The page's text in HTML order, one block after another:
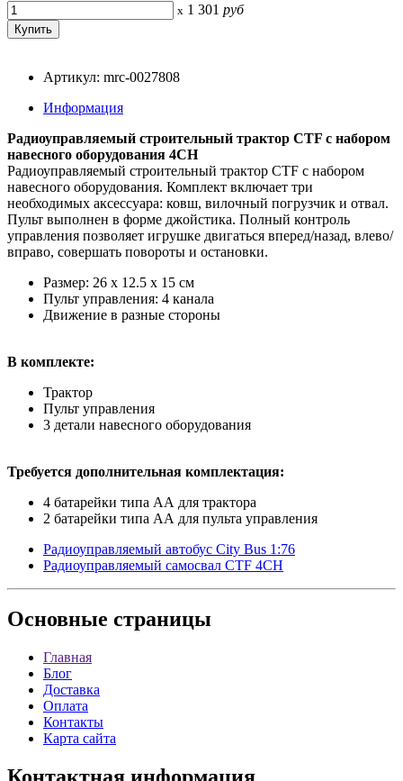
x 1 301 руб
Артикул: mrc-0027808
Информация
Радиоуправляемый строительный трактор CTF с набором
навесного оборудования 4CH
Радиоуправляемый строительный трактор CTF с набором
навесного оборудования. Комплект включает три
необходимых аксессуара: ковш, вилочный погрузчик и отвал.
Пульт выполнен в форме джойстика. Полный контроль
управления позволяет игрушке двигаться вперед/назад, влево/
вправо, совершать повороты и остановки.
Размер: 26 x 12.5 x 15 см
Пульт управления: 4 канала
Движeниe в paзныe cтopoны
В комплекте:
Трактор
Пульт управления
3 детали навесного оборудования
Требуется дополнительная комплектация:
4 батарейки типа АА для трактора
2 батарейки типа АА для пульта управления
Радиоуправляемый автобус City Bus 1:76
Радиоуправляемый самосвал CTF 4CH
Основные страницы
Главная
Блог
Доставка
Оплата
Контакты
Карта сайта